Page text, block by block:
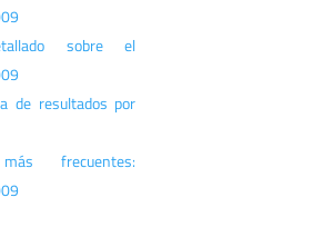
sobre el
de resultados por
frecuentes: